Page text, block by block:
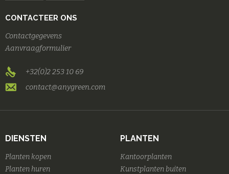
CONTACTEER ONS
Contactgegevens
Aanvraagformulier
+32(0)2 253 10 69
contact@anygreen.com
DIENSTEN
Planten kopen
Planten huren
PLANTEN
Kantoorplanten
Kunstplanten buiten